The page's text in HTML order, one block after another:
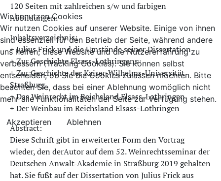
120 Seiten mit zahlreichen s/w und farbigen
Abbildungen.
Inhaltsverzeichnis:
+ Julius Frick und die Umstände seiner Dissertation
+ Zur Geschichte Elsass-Lothringens
+ Zur Geschichte der Kaiser-Wilhelms-Universität
Straßburg
+ Das Weinrecht im Reichsland Elsass-Lothringen
+ Der Weinbau im Reichsland Elsass-Lothringen
Abstract:
Diese Schrift gibt in erweiterter Form den Vortrag
wieder, den derAutor auf dem 52. Weinrechtsseminar der
Deutschen Anwalt-Akademie in Straßburg 2019 gehalten
hat. Sie fußt auf der Dissertation von Julius Frick aus
Wir benutzen Cookies
Wir nutzen Cookies auf unserer Website. Einige von ihnen
sind essenziell für den Betrieb der Seite, während andere
uns helfen, diese Website und die Nutzererfahrung zu
verbessern (Tracking Cookies). Sie können selbst
entscheiden, ob Sie die Cookies zulassen möchten. Bitte
beachten Sie, dass bei einer Ablehnung womöglich nicht
mehr alle Funktionalitäten der Seite zur Verfügung stehen.
Akzeptieren Ablehnen